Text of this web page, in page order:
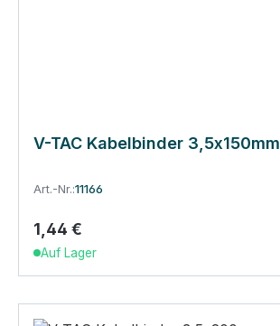
V-TAC Kabelbinder 3,5x150mm
Art.-Nr.:11166
Regulärer Preis:
1,44 €
Auf Lager